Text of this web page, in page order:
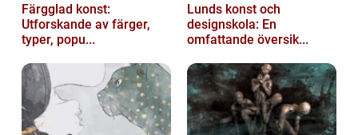
Färgglad konst:
Utforskande av färger,
typer, popu...
Lunds konst och
designskola: En
omfattande översik...